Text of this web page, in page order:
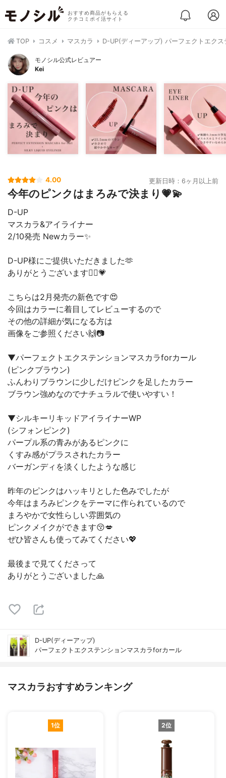
おすすめ商品がもらえる
クチコミポイ活サイト
TOP コスメ マスカラ D-UP(ディーアップ) パーフェクトエク
モノシル公式レビュアー
Kei
4.00 更新日時：6ヶ月以上前
今年のピンクはまろみで決まり💗💫
D-UP
マスカラ&アイライナー
2/10発売 Newカラー✨
D-UP様にご提供いただきました🫶
ありがとうございます🙇‍♀️💗
こちらは2月発売の新色です😍
今回はカラーに着目してレビューするので
その他の詳細が気になる方は
画像をご参照ください🙌📷
▼パーフェクトエクステンションマスカラforカール
(ピンクブラウン)
ふんわりブラウンに少しだけピンクを足したカラー
ブラウン強めなのでナチュラルで使いやすい！
▼シルキーリキッドアイライナーWP
(シフォンピンク)
パープル系の青みがあるピンクに
くすみ感がプラスされたカラー
バーガンディを淡くしたような感じ
昨年のピンクはハッキリとした色みでしたが
今年はまろみピンクをテーマに作られているので
まろやかで女性らしい雰囲気の
ピンクメイクができます😚💋
ぜひ皆さんも使ってみてください💖
最後まで見てくださって
ありがとうございました🙏
D-UP(ディーアップ)
パーフェクトエクステンションマスカラforカール
マスカラおすすめランキング
1位 2位